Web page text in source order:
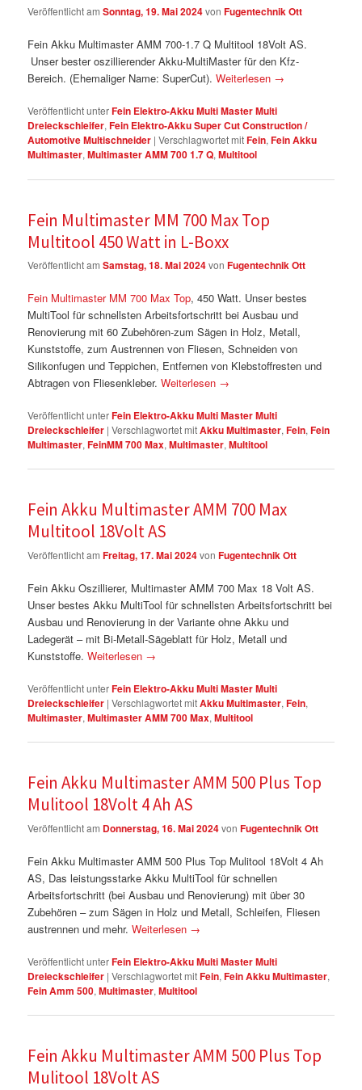
Veröffentlicht amSonntag, 19. Mai 2024vonFugentechnik Ott
Fein Akku Multimaster AMM 700-1.7 Q Multitool 18Volt AS.
Unser bester oszillierender Akku-MultiMaster für den Kfz-
Bereich. (Ehemaliger Name: SuperCut).Weiterlesen →
Veröffentlicht unterFein Elektro-Akku Multi Master Multi
Dreieckschleifer,Fein Elektro-Akku Super Cut Construction /
Automotive Multischneider |Verschlagwortet mitFein,Fein Akku
Multimaster,Multimaster AMM 700 1.7 Q,Multitool
Fein Multimaster MM 700 Max Top
Multitool 450 Watt in L-Boxx
Veröffentlicht amSamstag, 18. Mai 2024vonFugentechnik Ott
Fein Multimaster MM 700 Max Top, 450 Watt. Unser bestes
MultiTool für schnellsten Arbeitsfortschritt bei Ausbau und
Renovierung mit 60 Zubehören-zum Sägen in Holz, Metall,
Kunststoffe, zum Austrennen von Fliesen, Schneiden von
Silikonfugen und Teppichen, Entfernen von Klebstoffresten und
Abtragen von Fliesenkleber.Weiterlesen →
Veröffentlicht unterFein Elektro-Akku Multi Master Multi
Dreieckschleifer |Verschlagwortet mitAkku Multimaster,Fein,Fein
Multimaster,FeinMM 700 Max,Multimaster,Multitool
Fein Akku Multimaster AMM 700 Max
Multitool 18Volt AS
Veröffentlicht amFreitag, 17. Mai 2024vonFugentechnik Ott
Fein Akku Oszillierer, Multimaster AMM 700 Max 18 Volt AS.
Unser bestes Akku MultiTool für schnellsten Arbeitsfortschritt bei
Ausbau und Renovierung in der Variante ohne Akku und
Ladegerät – mit Bi-Metall-Sägeblatt für Holz, Metall und
Kunststoffe.Weiterlesen →
Veröffentlicht unterFein Elektro-Akku Multi Master Multi
Dreieckschleifer |Verschlagwortet mitAkku Multimaster,Fein,
Multimaster,Multimaster AMM 700 Max,Multitool
Fein Akku Multimaster AMM 500 Plus Top
Mulitool 18Volt 4 Ah AS
Veröffentlicht am Donnerstag, 16. Mai 2024vonFugentechnik Ott
Fein Akku Multimaster AMM 500 Plus Top Mulitool 18Volt 4 Ah
AS, Das leistungsstarke Akku MultiTool für schnellen
Arbeitsfortschritt (bei Ausbau und Renovierung) mit über 30
Zubehören – zum Sägen in Holz und Metall, Schleifen, Fliesen
austrennen und mehr.Weiterlesen →
Veröffentlicht unterFein Elektro-Akku Multi Master Multi
Dreieckschleifer |Verschlagwortet mitFein,Fein Akku Multimaster,
Fein Amm 500,Multimaster,Multitool
Fein Akku Multimaster AMM 500 Plus Top
Mulitool 18Volt AS